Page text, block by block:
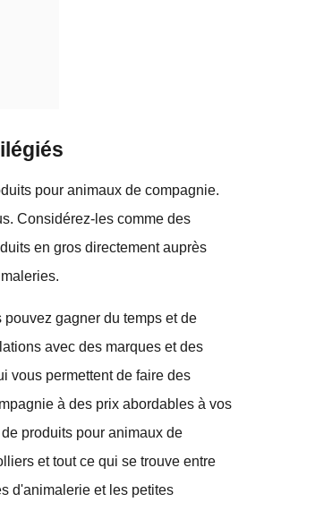
pour animaux de compagnie.
Considérez-les comme des
en gros directement auprès
gagner du temps et de
avec des marques et des
vous permettent de faire des
à des prix abordables à vos
produits pour animaux de
et tout ce qui se trouve entre
d'animalerie et les petites